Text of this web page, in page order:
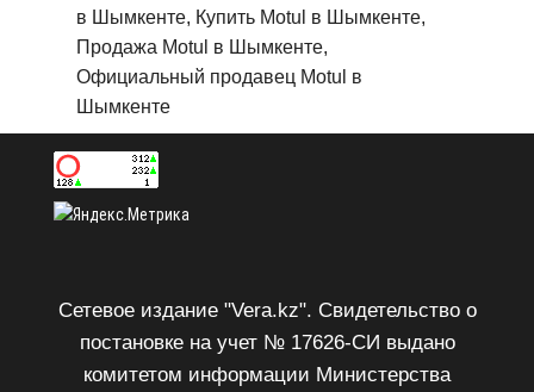
в Шымкенте, Купить Motul в Шымкенте,
Продажа Motul в Шымкенте,
Официальный продавец Motul в
Шымкенте
Сетевое издание "Vera.kz". Свидетельство о
постановке на учет № 17626-СИ выдано
комитетом информации Министерства